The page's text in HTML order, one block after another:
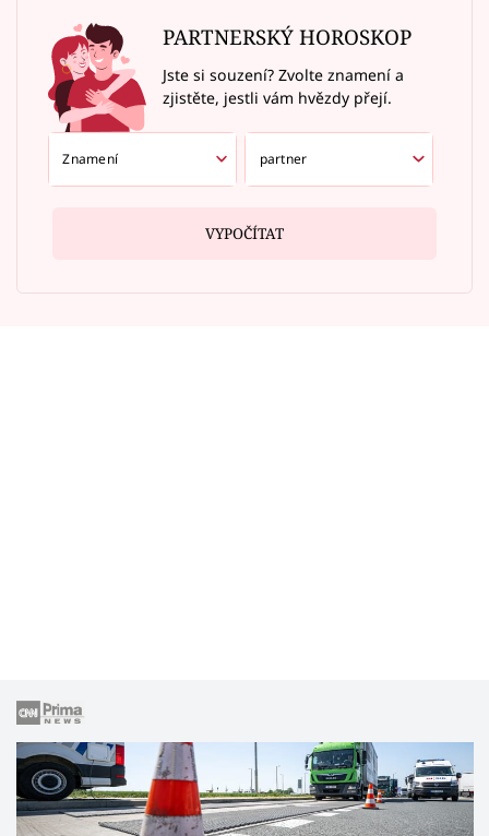
PARTNERSKÝ HOROSKOP
Jste si souzení? Zvolte znamení a
zjistěte, jestli vám hvězdy přejí.
VYPOČÍTAT